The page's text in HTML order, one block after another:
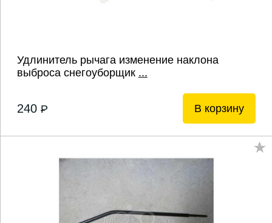
Удлинитель рычага изменение наклона
выброса снегоуборщик ...
240 P В корзину